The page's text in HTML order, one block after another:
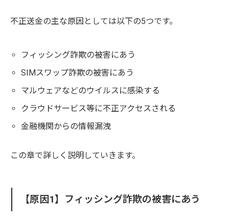
不正送金の主な原因としては以下の5つです。
フィッシング詐欺の被害にあう
SIMスワップ詐欺の被害にあう
マルウェアなどのウイルスに感染する
クラウドサービス等に不正アクセスされる
金融機関からの情報漏洩
この章で詳しく説明していきます。
【原因1】フィッシング詐欺の被害にあう